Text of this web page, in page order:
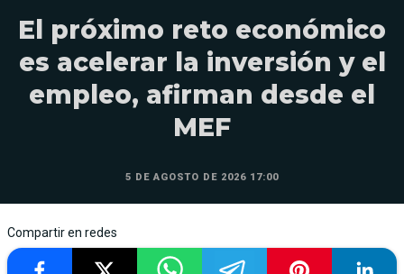
El próximo reto económico
es acelerar la inversión y el
empleo, afirman desde el
MEF
5 DE AGOSTO DE 2026 17:00
Compartir en redes